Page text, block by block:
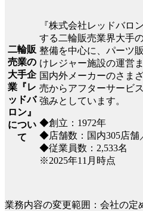
二輪販
売業の
大手企
業『レ
ッドバ
ロン』
につい
て
『株式会社レッドバロ
する二輪販売業界大手
整備を中心に、パーツ
けレジャー施設の運営
国内外メーカーのさま
売からアフターサービ
強みとしています。
◆創立：1972年
◆店舗数：国内305店舗
◆従業員数：2,533名
※2025年11月時点
業務内容の変更範囲：会社の定